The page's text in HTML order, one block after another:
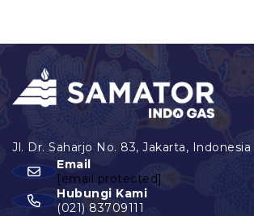
Email
[email protected]
Hubungi Kami
(021) 83709111